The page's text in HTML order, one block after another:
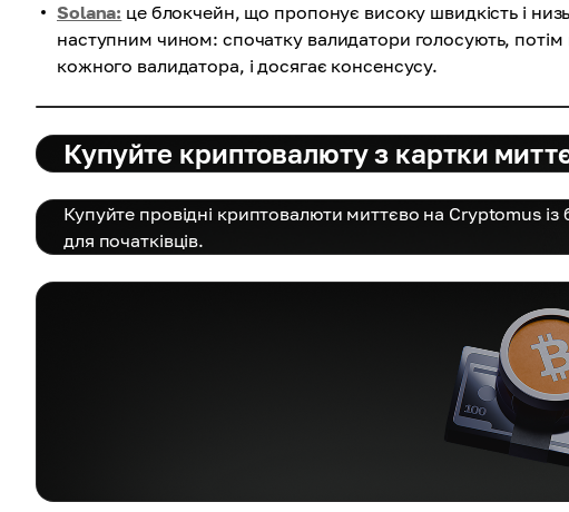
Solana: це блокчейн, що пропонує високу швидкість і
наступним чином: спочатку валидатори голосують,
кожного валидатора, і досягає консенсусу.
Купуйте криптовалюту з картки
Купуйте провідні криптовалюти миттєво на Cryptomus
для початківців.